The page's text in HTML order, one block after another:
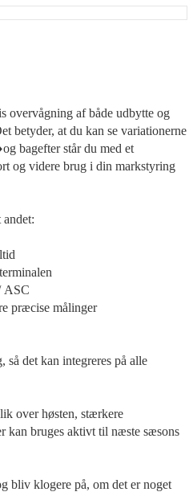
af både udbytte og
betyder, at du kan se variationerne
bagefter står du med et
og videre brug i din markstyring
ASC
præcise målinger
det kan integreres på alle
over høsten, stærkere
kan bruges aktivt til næste sæsons
bliv klogere på, om det er noget